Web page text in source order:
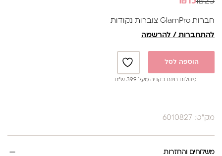
היה:
₪25.
הוא:
₪15.
חברות GlamPro צוברות נקודות
להתחברות / להרשמה
הוספה לסל
משלוח חינם בקניה מעל 399 ש”ח
מק"ט: 6010827
משלוחים והחזרות